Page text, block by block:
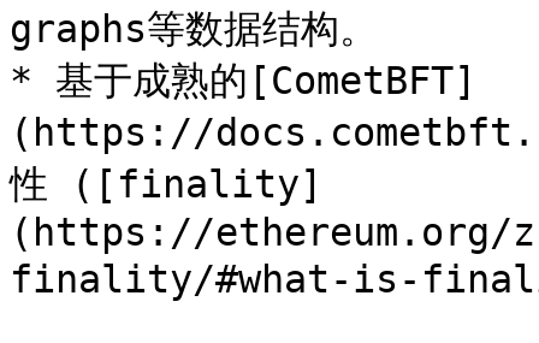
graphs等数据结构。
* 基于成熟的[CometBFT]
(https://
性 ([finality]
(https://ethereum.org/
finality/#what-is-